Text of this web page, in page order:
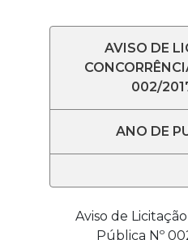
AVISO DE
002/
ANO DE
Aviso de
Pública Nº